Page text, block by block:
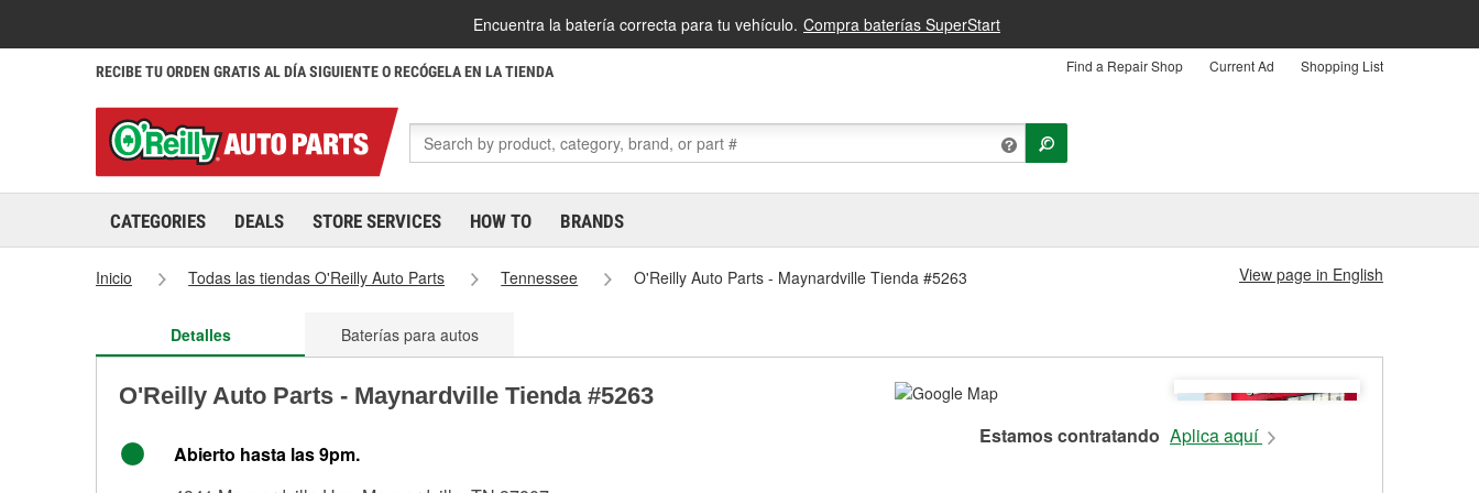
Encuentra la batería correcta para tu vehículo. Compra baterías SuperStart
RECIBE TU ORDEN GRATIS AL DÍA SIGUIENTE O RECÓGELA EN LA TIENDA Find a Repair Shop Current Ad Shopping List
CATEGORIES DEALS STORE SERVICES HOW TO BRANDS
Inicio Todas las tiendas O'Reilly Auto Parts Tennessee O'Reilly Auto Parts - Maynardville Tienda #5263 View page in English
Detalles Baterías para autos
O'Reilly Auto Parts - Maynardville Tienda #5263
Abierto hasta las 9pm.
Estamos contratando Aplica aquí